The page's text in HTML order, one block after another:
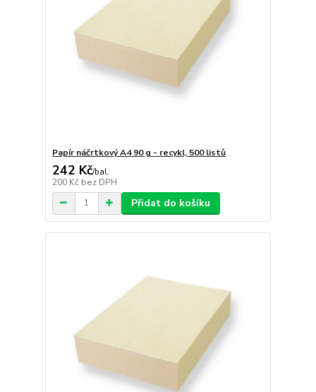
Papír náčrtkový A4 90 g - recykl, 500 listů
242 Kč/bal.
200 Kč bez DPH
Přidat do košíku